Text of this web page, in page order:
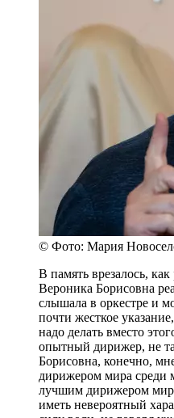
© Фото: Мария
В память врезалось,
Вероника Борисовна
слышала в оркестре и
почти жесткое
надо делать вместо
опытный дирижер, не
Борисовна, конечно,
дирижером мира среди
лучшим дирижером
иметь невероятный